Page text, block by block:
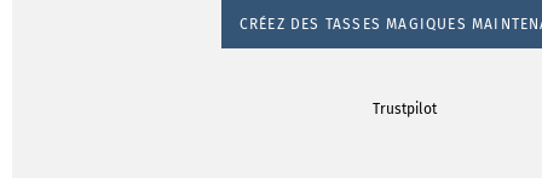
CRÉEZ DES TASSES MAGIQUES
Trustpilot